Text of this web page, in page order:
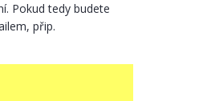
Pokud tedy budete
přip.